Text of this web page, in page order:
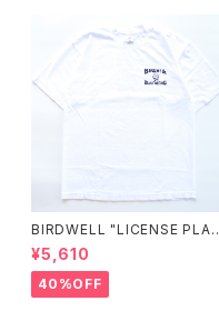
BIRDWELL "LICENSE PLAT
E TEE"
¥5,610
40%OFF